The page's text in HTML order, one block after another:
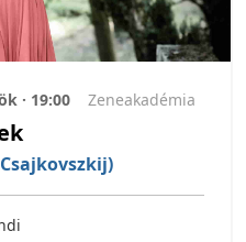
· 19:00 Zeneakadémia